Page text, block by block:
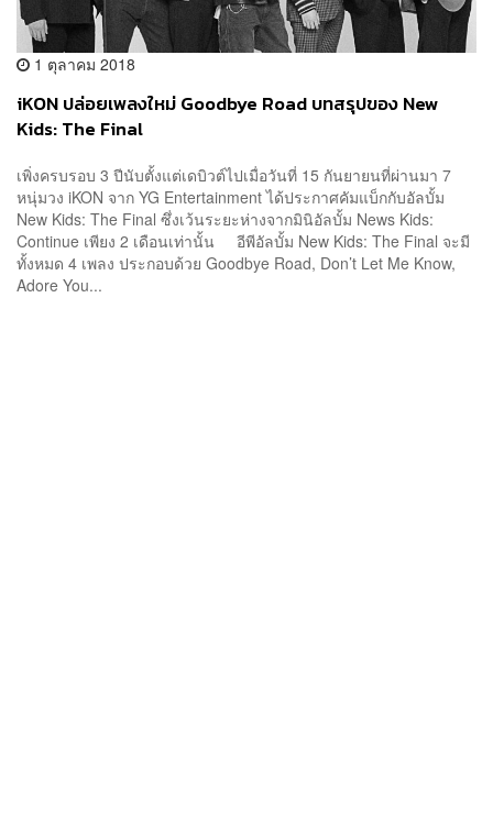
1 ตุลาคม 2018
iKON ปล่อยเพลงใหม่ Goodbye Road บทสรุปของ New
Kids: The Final
เพิ่งครบรอบ 3 ปีนับตั้งแต่เดบิวต์ไปเมื่อวันที่ 15 กันยายนที่ผ่านมา 7
หนุ่มวง iKON จาก YG Entertainment ได้ประกาศคัมแบ็กกับอัลบั้ม
New Kids: The Final ซึ่งเว้นระยะห่างจากมินิอัลบั้ม News Kids:
Continue เพียง 2 เดือนเท่านั้น อีพีอัลบั้ม New Kids: The Final จะมี
ทั้งหมด 4 เพลง ประกอบด้วย Goodbye Road, Don’t Let Me Know,
Adore You...